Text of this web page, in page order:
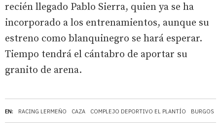
EN: RACING LERMEÑO CAZA COMPLEJO DEPORTIVO EL PLANTÍO BURGOS
recién llegado Pablo Sierra, quien ya se ha
incorporado a los entrenamientos, aunque su
estreno como blanquinegro se hará esperar.
Tiempo tendrá el cántabro de aportar su
granito de arena.